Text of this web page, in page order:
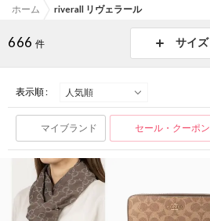
ホーム riverall リヴェラール
666 件 サイズ
表示順 :
マイブランド セール・クーポン